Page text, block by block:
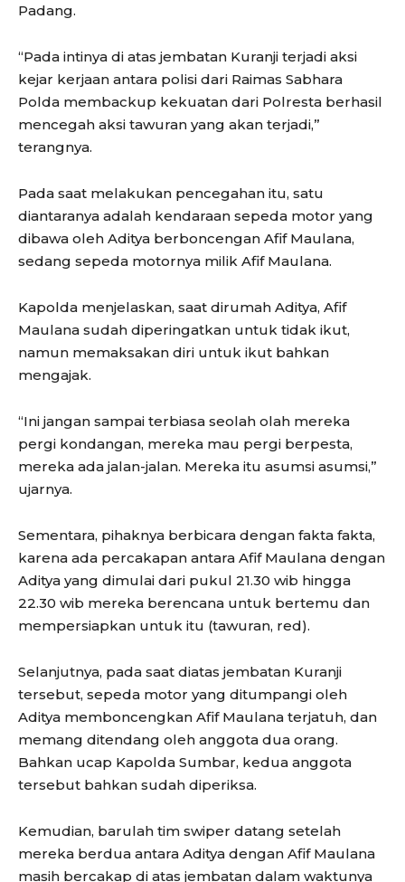
Padang.
“Pada intinya di atas jembatan Kuranji terjadi aksi
kejar kerjaan antara polisi dari Raimas Sabhara
Polda membackup kekuatan dari Polresta berhasil
mencegah aksi tawuran yang akan terjadi,”
terangnya.
Pada saat melakukan pencegahan itu, satu
diantaranya adalah kendaraan sepeda motor yang
dibawa oleh Aditya berboncengan Afif Maulana,
sedang sepeda motornya milik Afif Maulana.
Kapolda menjelaskan, saat dirumah Aditya, Afif
Maulana sudah diperingatkan untuk tidak ikut,
namun memaksakan diri untuk ikut bahkan
mengajak.
“Ini jangan sampai terbiasa seolah olah mereka
pergi kondangan, mereka mau pergi berpesta,
mereka ada jalan-jalan. Mereka itu asumsi asumsi,”
ujarnya.
Sementara, pihaknya berbicara dengan fakta fakta,
karena ada percakapan antara Afif Maulana dengan
Aditya yang dimulai dari pukul 21.30 wib hingga
22.30 wib mereka berencana untuk bertemu dan
mempersiapkan untuk itu (tawuran, red).
Selanjutnya, pada saat diatas jembatan Kuranji
tersebut, sepeda motor yang ditumpangi oleh
Aditya memboncengkan Afif Maulana terjatuh, dan
memang ditendang oleh anggota dua orang.
Bahkan ucap Kapolda Sumbar, kedua anggota
tersebut bahkan sudah diperiksa.
Kemudian, barulah tim swiper datang setelah
mereka berdua antara Aditya dengan Afif Maulana
masih bercakap di atas jembatan dalam waktunya